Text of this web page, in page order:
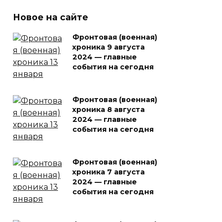
Новое на сайте
Фронтовая (военная)
хроника 9 августа
2024 — главные
события на сегодня
Фронтовая (военная)
хроника 8 августа
2024 — главные
события на сегодня
Фронтовая (военная)
хроника 7 августа
2024 — главные
события на сегодня